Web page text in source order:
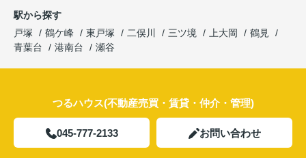
駅から探す
戸塚
鶴ケ峰 東戸塚 二俣川 三ツ境 上大岡
鶴見
青葉台
港南台 瀬谷
つるハウス(不動産売買・賃貸・仲介・管理)
045-777-2133 お問い合わせ